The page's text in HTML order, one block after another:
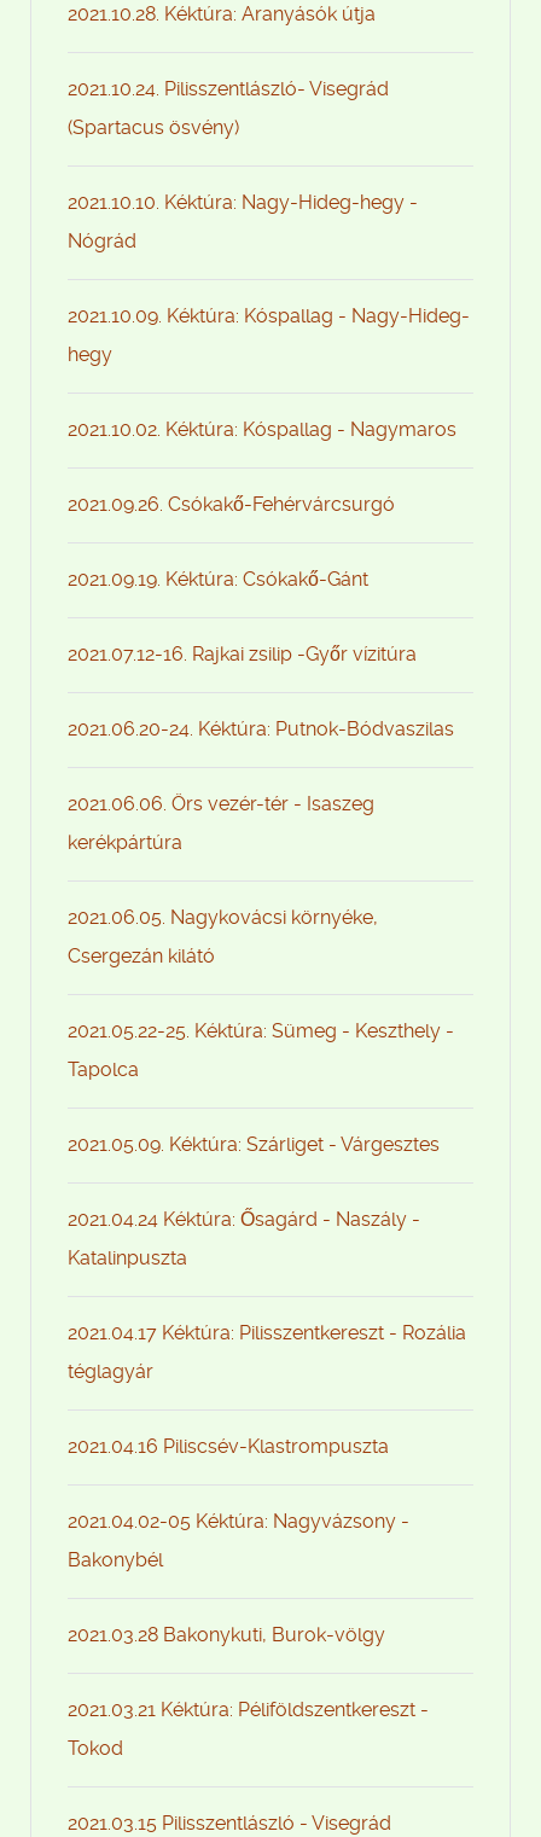
2021.10.28. Kéktúra: Aranyásók útja
2021.10.24. Pilisszentlászló- Visegrád
(Spartacus ösvény)
2021.10.10. Kéktúra: Nagy-Hideg-hegy -
Nógrád
2021.10.09. Kéktúra: Kóspallag - Nagy-Hideg-
hegy
2021.10.02. Kéktúra: Kóspallag - Nagymaros
2021.09.26. Csókakő-Fehérvárcsurgó
2021.09.19. Kéktúra: Csókakő-Gánt
2021.07.12-16. Rajkai zsilip -Győr vízitúra
2021.06.20-24. Kéktúra: Putnok-Bódvaszilas
2021.06.06. Örs vezér-tér - Isaszeg
kerékpártúra
2021.06.05. Nagykovácsi környéke,
Csergezán kilátó
2021.05.22-25. Kéktúra: Sümeg - Keszthely -
Tapolca
2021.05.09. Kéktúra: Szárliget - Várgesztes
2021.04.24 Kéktúra: Ősagárd - Naszály -
Katalinpuszta
2021.04.17 Kéktúra: Pilisszentkereszt - Rozália
téglagyár
2021.04.16 Piliscsév-Klastrompuszta
2021.04.02-05 Kéktúra: Nagyvázsony -
Bakonybél
2021.03.28 Bakonykuti, Burok-völgy
2021.03.21 Kéktúra: Péliföldszentkereszt -
Tokod
2021.03.15 Pilisszentlászló - Visegrád